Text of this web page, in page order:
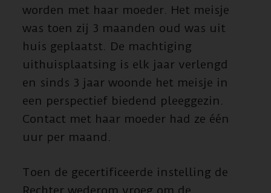
worden met haar moeder. Het meisje
was toen zij 3 maanden oud was uit
huis geplaatst. De machtiging
uithuisplaatsing is elk jaar verlengd
en sinds 3 jaar woonde het meisje in
een perspectief biedend pleeggezin.
Contact met haar moeder had ze één
uur per maand.
Toen de gecertificeerde instelling de